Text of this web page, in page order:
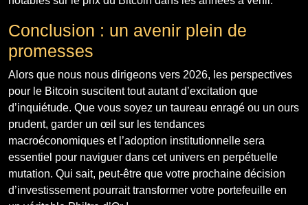
Conclusion : un avenir plein de
promesses
Alors que nous nous dirigeons vers 2026, les perspectives
pour le Bitcoin suscitent tout autant d’excitation que
d’inquiétude. Que vous soyez un taureau enragé ou un ours
prudent, garder un œil sur les tendances
macroéconomiques et l’adoption institutionnelle sera
essentiel pour naviguer dans cet univers en perpétuelle
mutation. Qui sait, peut-être que votre prochaine décision
d’investissement pourrait transformer votre portefeuille en